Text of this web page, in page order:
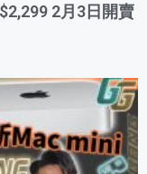
2月3日開賣